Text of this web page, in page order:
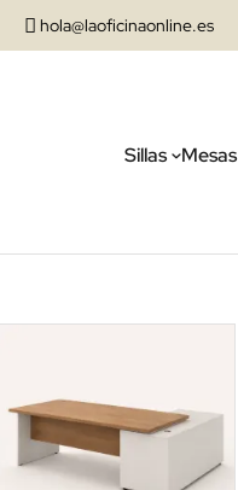
hola@laoficinaonline.es
Sillas Mesas